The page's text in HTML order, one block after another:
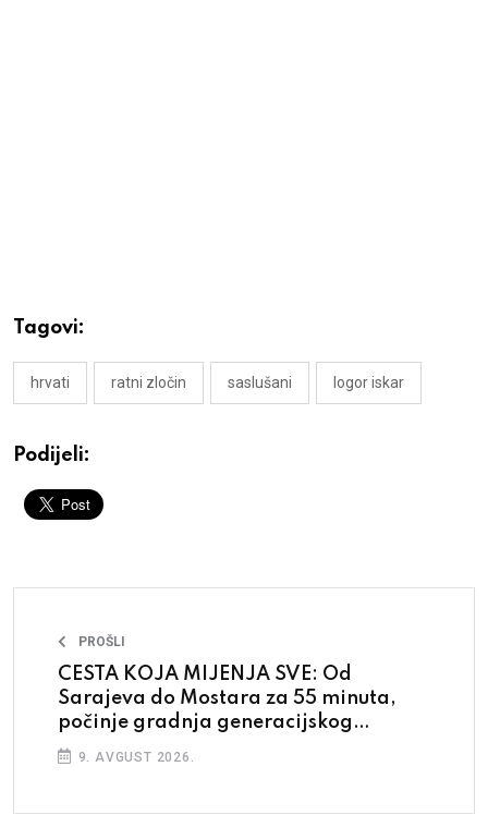
Tagovi:
hrvati ratni zločin saslušani logor iskar
Podijeli:
PROŠLI
CESTA KOJA MIJENJA SVE: Od
Sarajeva do Mostara za 55 minuta,
počinje gradnja generacijskog
projekta
9. AVGUST 2026.